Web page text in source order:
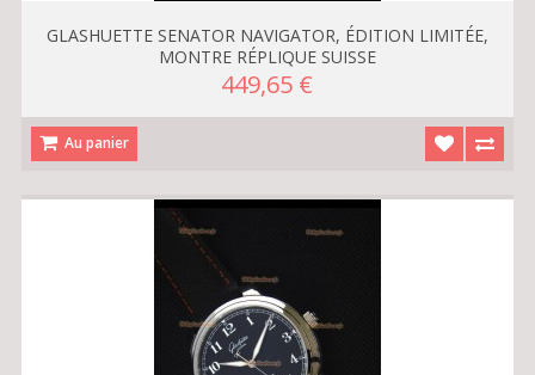
GLASHUETTE SENATOR NAVIGATOR, ÉDITION LIMITÉE,
MONTRE RÉPLIQUE SUISSE
449,65 €
Au panier